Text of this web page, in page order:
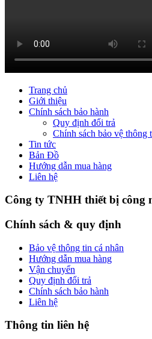
Trang chủ
Giới thiệu
Chính sách bảo hành
Quy định đổi trả
Chính sách bảo vệ thông
Tin tức
Bản Đồ
Hướng dẫn mua hàng
Liên hệ
Công ty TNHH thiết bị công
Chính sách & quy định
Bảo vệ thông tin cá nhân
Hướng dẫn mua hàng
Vận chuyển
Quy định đổi trả
Chính sách bảo hành
Liên hệ
Thông tin liên hệ